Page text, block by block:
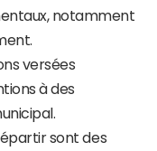
notamment
versées
à des
sont des